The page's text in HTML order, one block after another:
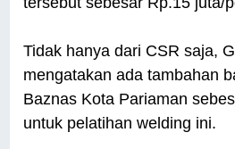
Tidak hanya dari CSR saja,
mengatakan ada tambahan
Baznas Kota Pariaman
untuk pelatihan welding ini.